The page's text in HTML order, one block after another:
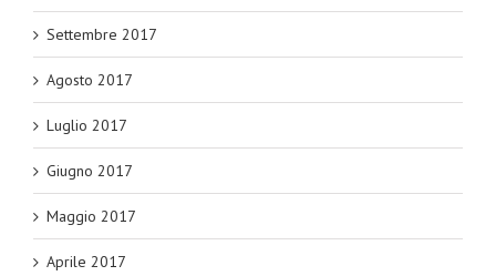
Settembre 2017
Agosto 2017
Luglio 2017
Giugno 2017
Maggio 2017
Aprile 2017